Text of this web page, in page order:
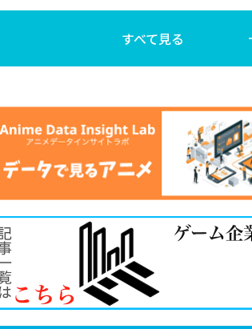
すべて見る